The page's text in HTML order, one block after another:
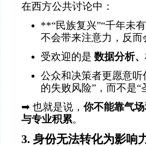
在西方公共讨论中：
**“民族复兴”“千年未
不会带来注意力，反而
受欢迎的是 数据分析
公众和决策者更愿意听
的失败风险”，而不是“
➡ 也就是说，你不能靠气
与专业积累。
3. 身份无法转化为影响